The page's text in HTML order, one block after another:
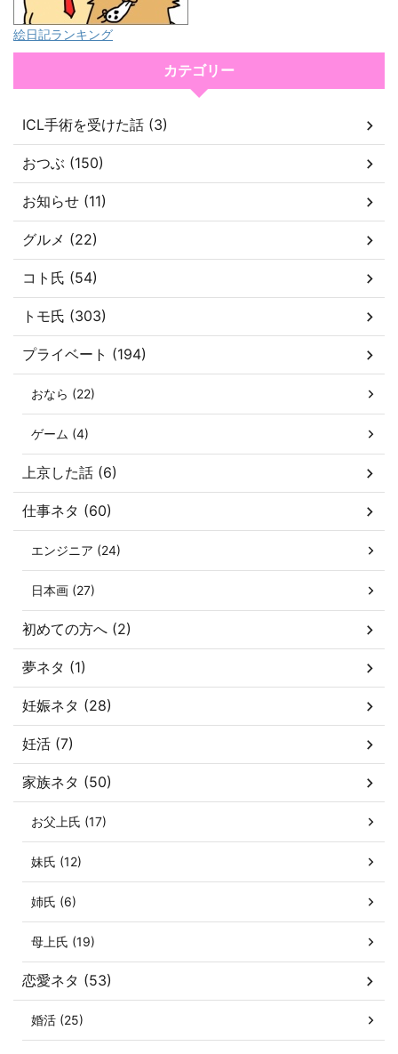
絵日記ランキング
カテゴリー
ICL手術を受けた話 (3)
おつぶ (150)
お知らせ (11)
グルメ (22)
コト氏 (54)
トモ氏 (303)
プライベート (194)
おなら (22)
ゲーム (4)
上京した話 (6)
仕事ネタ (60)
エンジニア (24)
日本画 (27)
初めての方へ (2)
夢ネタ (1)
妊娠ネタ (28)
妊活 (7)
家族ネタ (50)
お父上氏 (17)
妹氏 (12)
姉氏 (6)
母上氏 (19)
恋愛ネタ (53)
婚活 (25)